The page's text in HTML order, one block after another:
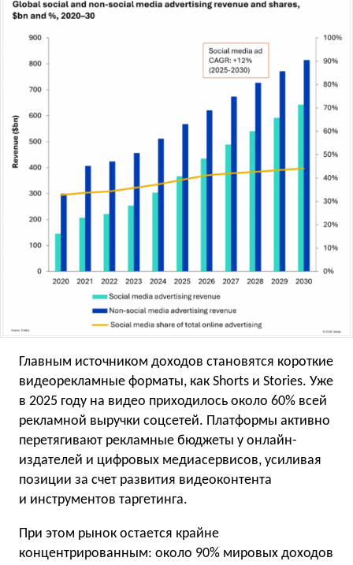
Главным источником доходов становятся короткие
видеорекламные форматы, как Shorts и Stories. Уже
в 2025 году на видео приходилось около 60% всей
рекламной выручки соцсетей. Платформы активно
перетягивают рекламные бюджеты у онлайн-
издателей и цифровых медиасервисов, усиливая
позиции за счет развития видеоконтента
и инструментов таргетинга.
При этом рынок остается крайне
концентрированным: около 90% мировых доходов